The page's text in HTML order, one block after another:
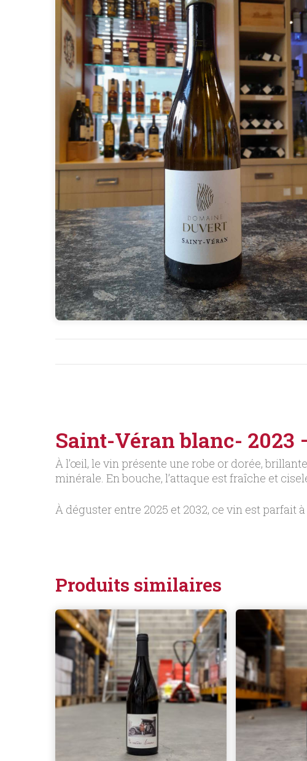
Saint-Véran blanc- 2023
À l’œil, le vin présente une robe or dorée,
minérale. En bouche, l’attaque est fraîche et
À déguster entre 2025 et 2032, ce vin est parfait
Produits similaires